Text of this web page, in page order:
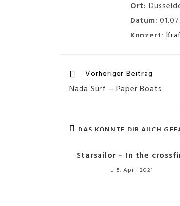
Ort:
Datum:
Konzert:
Vorheriger Beitrag
Nada Surf – Paper Boats
DAS KÖNNTE DIR AUCH
Starsailor – In the
5. April 2021